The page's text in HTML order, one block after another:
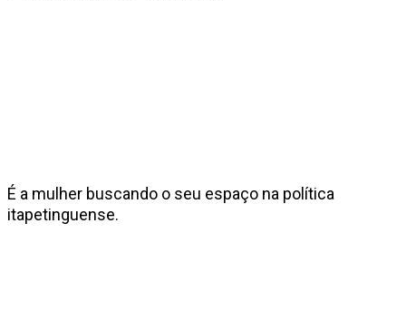
É a mulher buscando o seu espaço na política
itapetinguense.